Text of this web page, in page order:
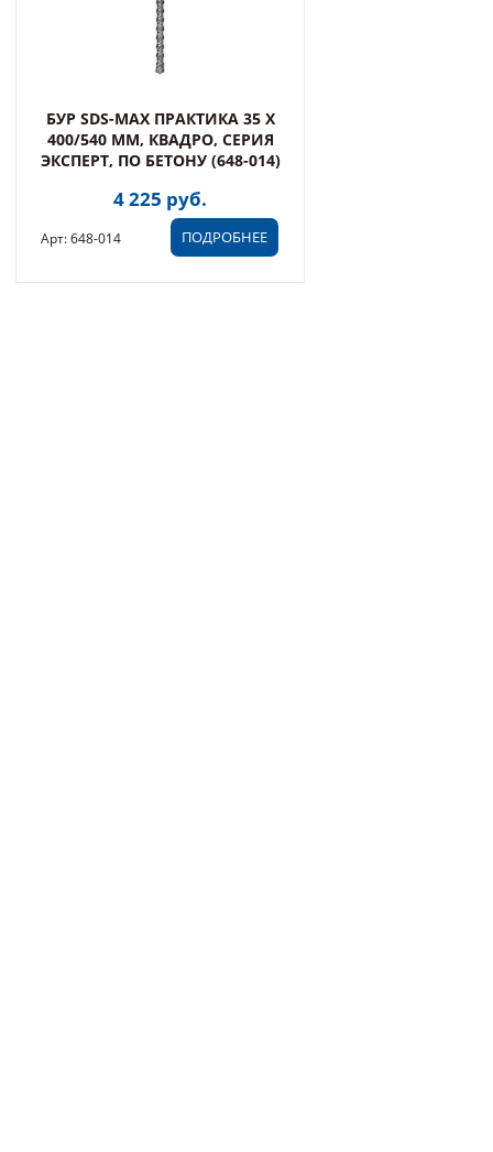
БУР SDS-MAX ПРАКТИКА 35 Х
400/540 ММ, КВАДРО, СЕРИЯ
ЭКСПЕРТ, ПО БЕТОНУ (648-014)
4 225 руб.
ПОДРОБНЕЕ
Арт: 648-014